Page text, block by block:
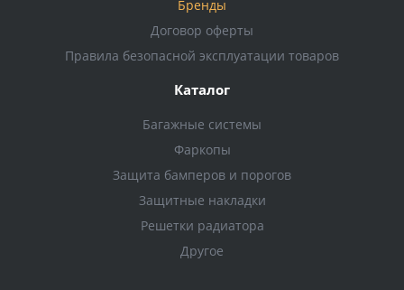
Бренды
Договор оферты
Правила безопасной эксплуатации товаров
Каталог
Багажные системы
Фаркопы
Защита бамперов и порогов
Защитные накладки
Решетки радиатора
Другое